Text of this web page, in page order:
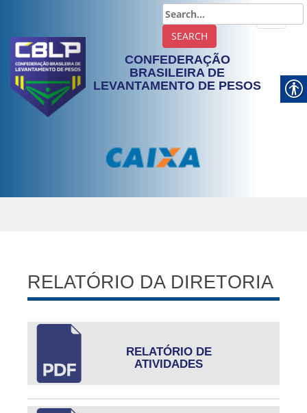
CONFEDERAÇÃO
BRASILEIRA DE
LEVANTAMENTO DE PESOS
RELATÓRIO DA DIRETORIA
RELATÓRIO DE
ATIVIDADES